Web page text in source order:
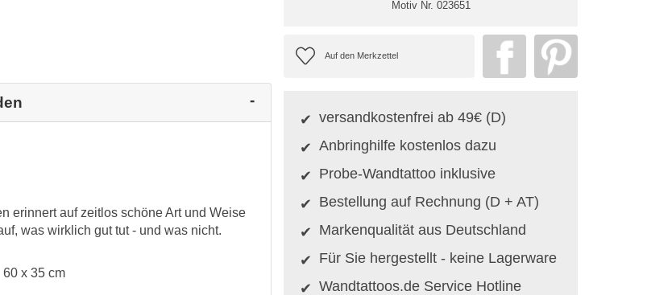
erinnert auf zeitlos schöne Art und Weise
was wirklich gut tut - und was nicht.
60 x 35 cm
Motiv Nr. 023651
versandkostenfrei ab 49€ (D)
Anbringhilfe kostenlos dazu
Probe-Wandtattoo inklusive
Bestellung auf Rechnung (D + AT)
Markenqualität aus Deutschland
Für Sie hergestellt - keine Lagerware
Wandtattoos.de Service Hotline